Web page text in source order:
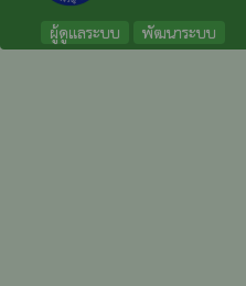
ผู้ดูแลระบบ พัฒนาระบบ